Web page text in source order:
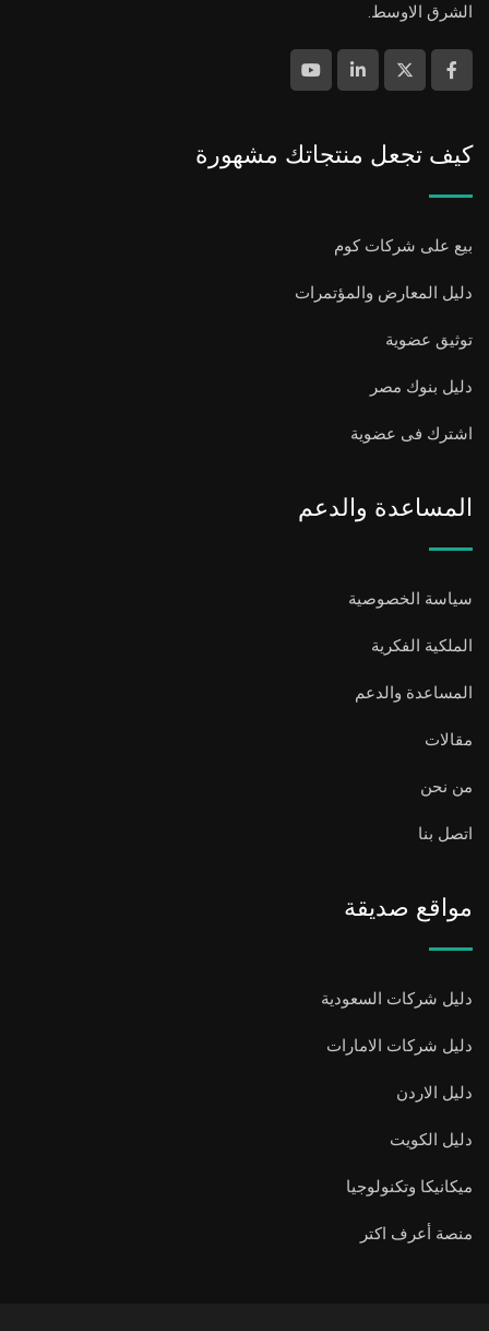
الشرق الاوسط.
كيف تجعل منتجاتك مشهورة
بيع على شركات كوم
دليل المعارض والمؤتمرات
توثيق عضوية
دليل بنوك مصر
اشترك فى عضوية
المساعدة والدعم
سياسة الخصوصية
الملكية الفكرية
المساعدة والدعم
مقالات
من نحن
اتصل بنا
مواقع صديقة
دليل شركات السعودية
دليل شركات الامارات
دليل الاردن
دليل الكويت
ميكانيكا وتكنولوجيا
منصة أعرف اكتر